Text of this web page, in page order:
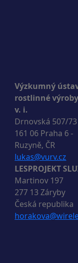
Výzkumný
rostlinné
v. i.
Drnovská 507/73
161 06 Praha 6 -
Ruzyně, ČR
lukas@vurv.cz
LESPROJEKT
Martinov 197
277 13 Záryby
Česká republika